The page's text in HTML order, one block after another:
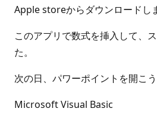
Apple storeからダウンロードし
このアプリで数式を挿入して、
た。
次の日、パワーポイントを開こ
Microsoft Visual Basic